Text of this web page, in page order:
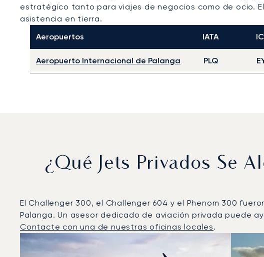
estratégico tanto para viajes de negocios como de ocio.
asistencia en tierra.
Aeropuertos
IATA
Aeropuerto Internacional de Palanga PLQ
¿Qué Jets Privados Se
El Challenger 300, el Challenger 604 y el Phenom 300
Palanga. Un asesor dedicado de aviación privada puede
Contacte con una de nuestras oficinas locales.
Palanga : Los 3 modelos de aeronave más operados por número
Foto de la aeronave Modelo de aeronave
Velocidad (km/h)
Velocidad (nudos)
Autonomía (km)